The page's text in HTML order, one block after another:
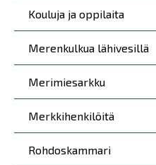
Kouluja ja oppilaita
Merenkulkua lähivesillä
Merimiesarkku
Merkkihenkilöitä
Rohdoskammari